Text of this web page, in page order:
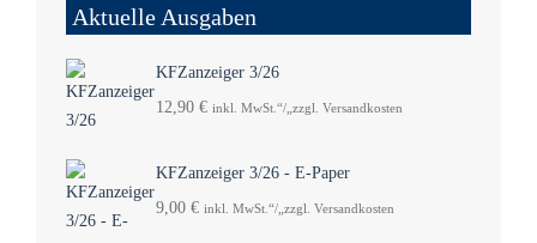
Aktuelle Ausgaben
KFZanzeiger 3/26
12,90 € inkl. MwSt.“/„zzgl. Versandkosten
KFZanzeiger 3/26 - E-Paper
9,00 € inkl. MwSt.“/„zzgl. Versandkosten